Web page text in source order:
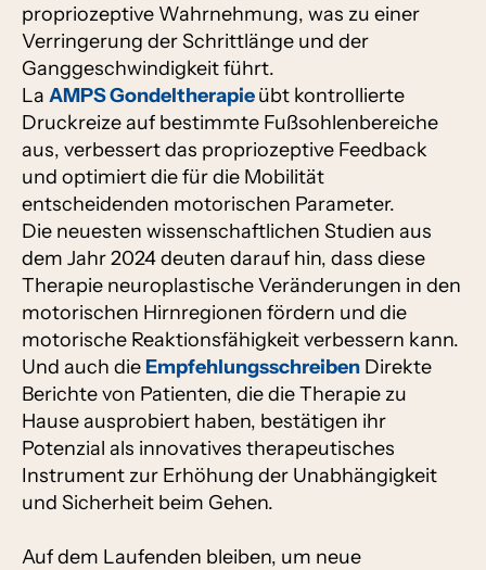
propriozeptive Wahrnehmung, was zu einer
Verringerung der Schrittlänge und der
Ganggeschwindigkeit führt.
La AMPS Gondeltherapieübt kontrollierte
Druckreize auf bestimmte Fußsohlenbereiche
aus, verbessert das propriozeptive Feedback
und optimiert die für die Mobilität
entscheidenden motorischen Parameter.
Die neuesten wissenschaftlichen Studien aus
dem Jahr 2024 deuten darauf hin, dass diese
Therapie neuroplastische Veränderungen in den
motorischen Hirnregionen fördern und die
motorische Reaktionsfähigkeit verbessern kann.
Und auch die Empfehlungsschreiben Direkte
Berichte von Patienten, die die Therapie zu
Hause ausprobiert haben, bestätigen ihr
Potenzial als innovatives therapeutisches
Instrument zur Erhöhung der Unabhängigkeit
und Sicherheit beim Gehen.
Auf dem Laufenden bleiben, um neue